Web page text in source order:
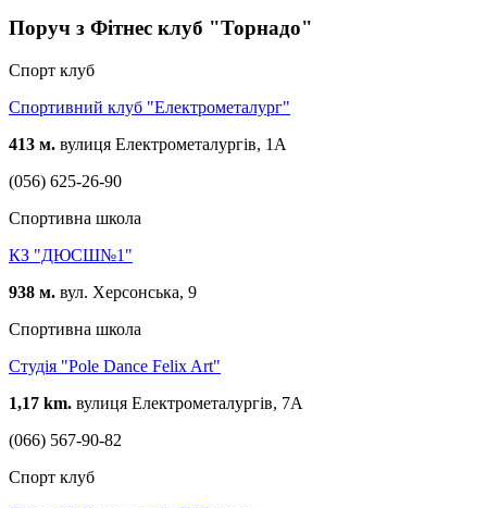
Поруч з Фітнес клуб "Торнадо"
Спорт клуб
Спортивний клуб "Електрометалург"
413 м. вулиця Електрометалургів, 1А
(056) 625-26-90
Спортивна школа
КЗ "ДЮСШ№1"
938 м. вул. Херсонська, 9
Спортивна школа
Студія "Pole Dance Felix Art"
1,17 km. вулиця Електрометалургів, 7А
(066) 567-90-82
Спорт клуб